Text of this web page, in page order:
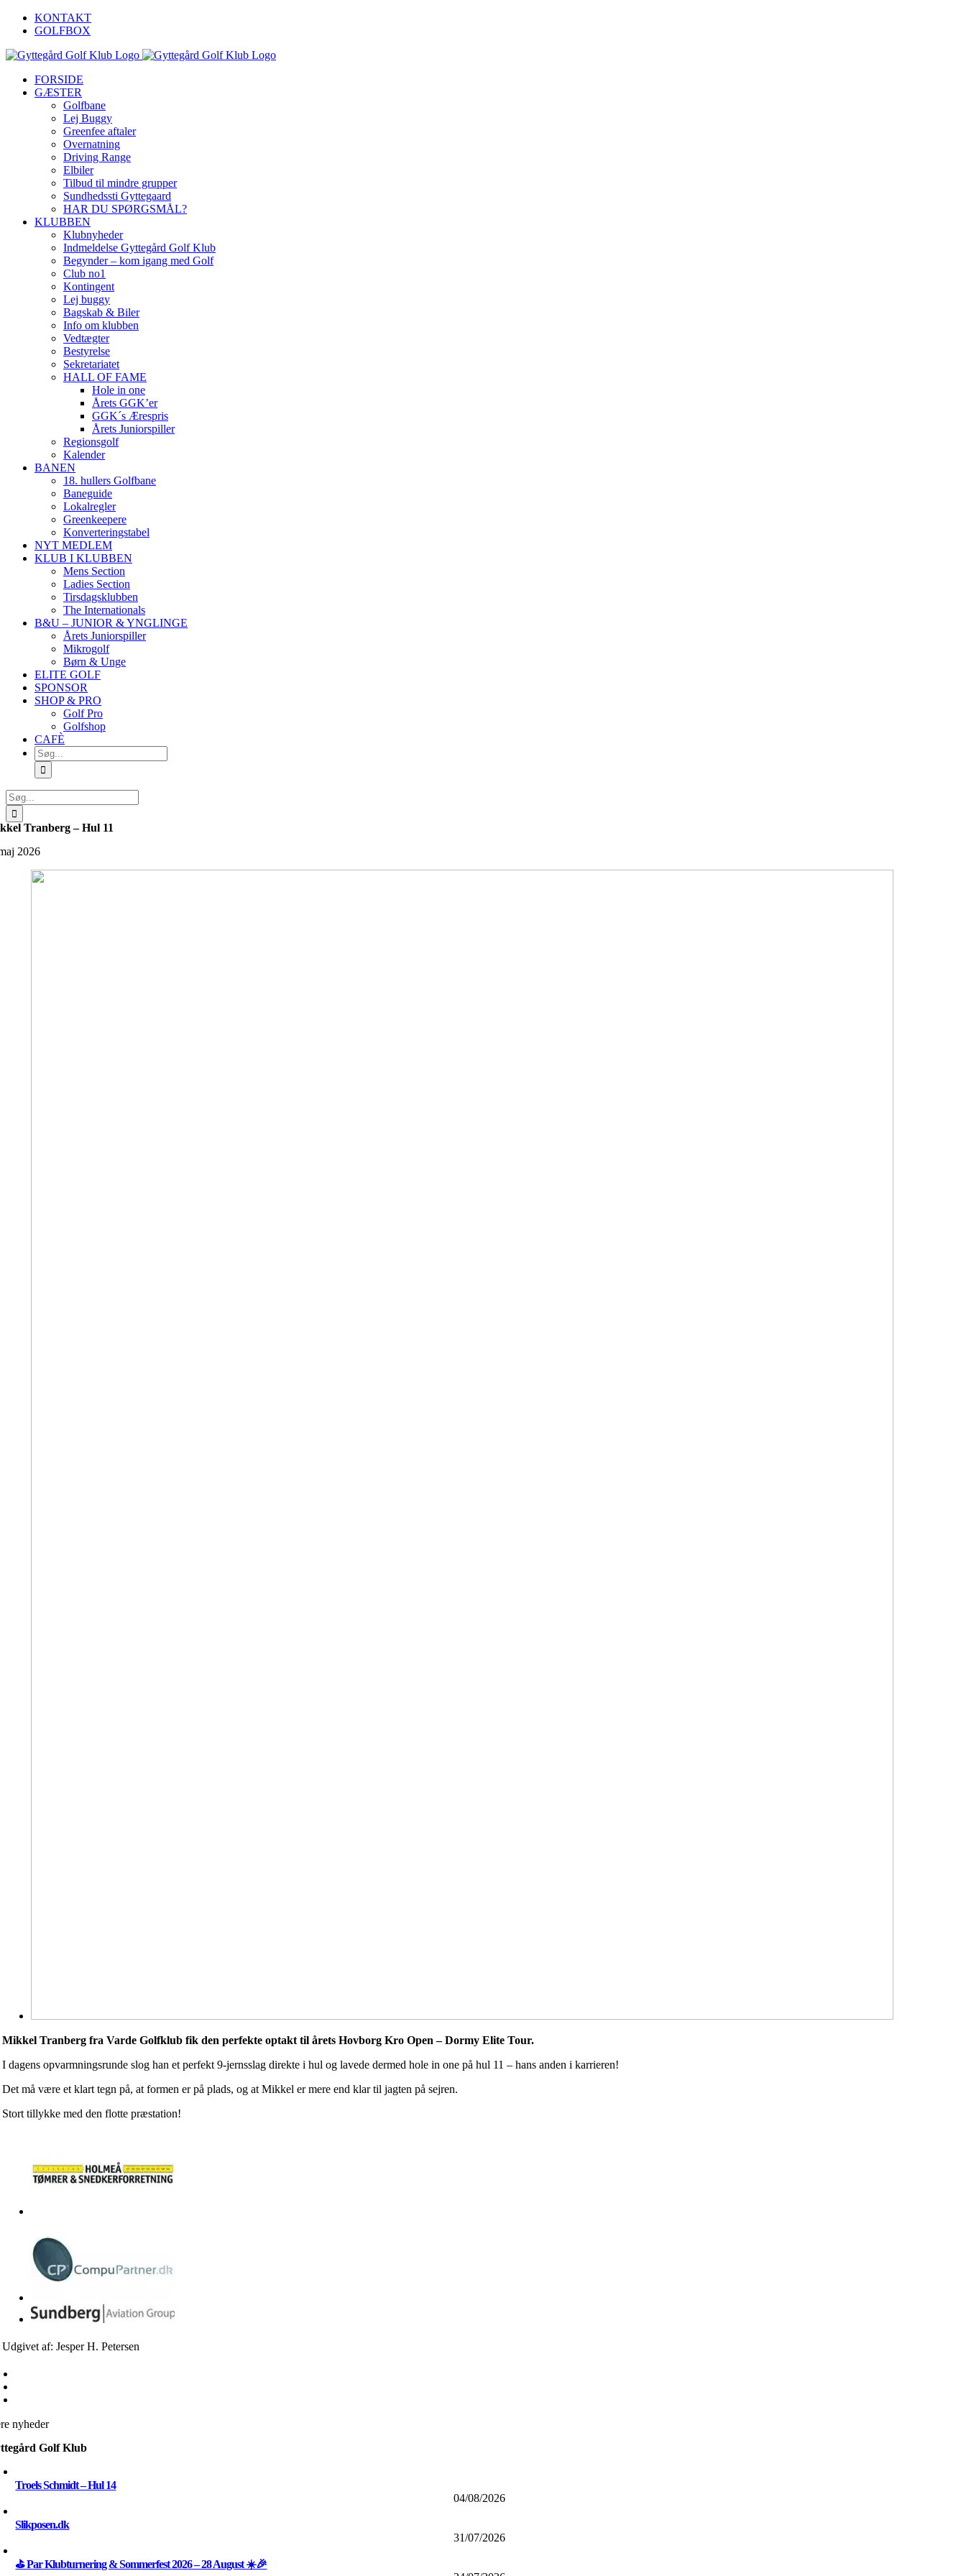
Skip
KONTAKT
GOLFBOX
FORSIDE
GÆSTER
Golfbane
Lej Buggy
Greenfee aftaler
Overnatning
Driving Range
Elbiler
Tilbud til mindre grupper
Sundhedssti Gyttegaard
HAR DU SPØRGSMÅL?
KLUBBEN
Klubnyheder
Indmeldelse Gyttegård Golf Klub
Begynder – kom igang med Golf
Club no1
Kontingent
Lej buggy
Bagskab & Biler
Info om klubben
Vedtægter
Bestyrelse
Sekretariatet
HALL OF FAME
Hole in one
Årets GGK’er
GGK´s Ærespris
Årets Juniorspiller
Regionsgolf
Kalender
BANEN
18. hullers Golfbane
Baneguide
Lokalregler
Greenkeepere
Konverteringstabel
NYT MEDLEM
KLUB I KLUBBEN
Mens Section
Ladies Section
Tirsdagsklubben
The Internationals
B&U – JUNIOR & YNGLINGE
Årets Juniorspiller
Mikrogolf
Børn & Unge
ELITE GOLF
SPONSOR
SHOP & PRO
Golf Pro
Golfshop
CAFÈ
Søg
efter:
Søg
efter:
Tranberg – Hul 11
2026
Mikkel Tranberg fra Varde Golfklub fik den perfekte optakt til årets Hovborg Kro Open – Dormy Elite Tour.
I dagens opvarmningsrunde slog han et perfekt 9-jernsslag direkte i hul og lavede dermed hole in one på hul 11 – hans anden i karrieren!
Det må være et klart tegn på, at formen er på plads, og at Mikkel er mere end klar til jagten på sejren.
Stort tillykke med den flotte præstation!
Udgivet af: Jesper H. Petersen
nyheder
Golf Klub
Troels Schmidt – Hul 14
04/08/2026
Slikposen.dk
31/07/2026
⛳ Par Klubturnering & Sommerfest 2026 – 28 August ☀️🎉